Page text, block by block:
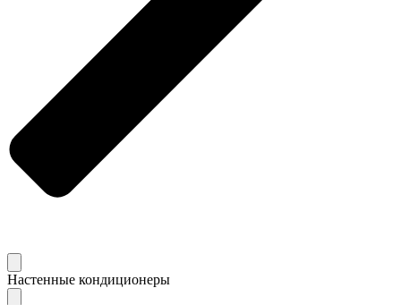
Настенные кондиционеры